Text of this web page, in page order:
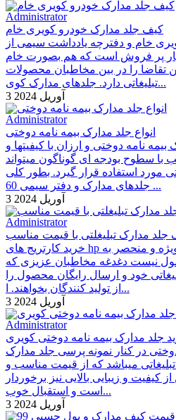
Administrator
کیف جلد مدارک خودرو کویری خام
خام و دفترچه یادداشت سیمی از
پر فروش است که هم بصورت خام
تقاضا را در بین مخاطبان محصولات
تبلیغاتی دارد. جلدهای مدارک کوی...
3 آوریل 2024
Administrator
انواع جلد مدارک بیمه نامه دوختی
نامه دوختی و ارزان با کیفیتها و
با سطوح بودجه ای گوناگون میتواند
مورد استفاده قرار گیرد. بطور کلی
جلدهای مدارک و دفتر سیمی 60 ...
3 آوریل 2024
Administrator
جلد مدارک تبلیغلتی با قیمت مناسب
خرید کارتریج های hp با قیمت مناسب را با شرایط ویژه و منحصر به
نیست دغدغه مخاطبان عزیزی که
خود و ارسال رایگان محصول را
از تولید کنندگان بخواهند. ا...
3 آوریل 2024
Administrator
جلد مدارک بیمه نامه دوختی کویری
در کنار نمونه پرسی جلد مدارک
میباشد که از قیمت مناسب و
کیفیت و زیبایی بالایی نیز برخوردار
است و استقبال خوب...
3 آوریل 2024